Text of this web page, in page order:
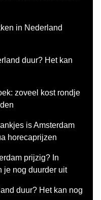
in Nederland
duur? Het kan
zoveel kost rondje
is Amsterdam
horecaprijzen
prijzig? In
je nog duurder uit
duur? Het kan nog